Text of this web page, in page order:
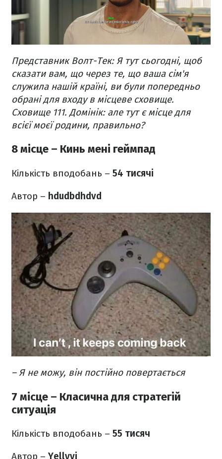
Представник Волт-Тек: Я тут сьогодні, щоб
сказати вам, що через те, що ваша сім'я
служила нашій країні, ви були попередньо
обрані для входу в місцеве сховище.
Сховище 111. Домінік: але тут є місце для
всієї моєї родини, правильно?
8 місце – Кинь мені геймпад
Кількість вподобань – 54 тисячі
Автор – hdudbdhdvd
– Я не можу, він постійно повертається
7 місце – Класична для стратегій
ситуація
Кількість вподобань – 55 тисяч
Автор – Yellyvi